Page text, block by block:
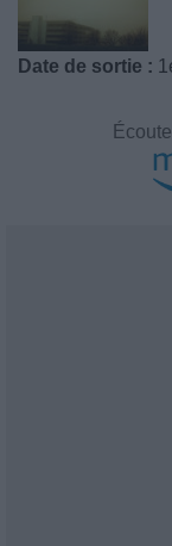
Date de sortie :